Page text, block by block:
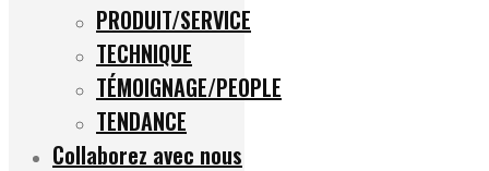
PRODUIT/SERVICE
TECHNIQUE
TÉMOIGNAGE/PEOPLE
TENDANCE
Collaborez avec nous